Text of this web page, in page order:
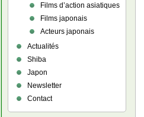
Films d’action asiatiques
Films japonais
Acteurs japonais
Actualités
Shiba
Japon
Newsletter
Contact